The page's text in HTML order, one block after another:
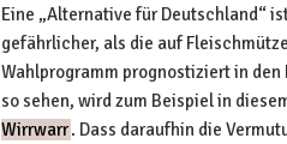
Eine „Alternative für Deutschland“
gefährlicher, als die auf
Wahlprogramm prognostiziert in den
so sehen, wird zum Beispiel in
Wirrwarr. Dass daraufhin die